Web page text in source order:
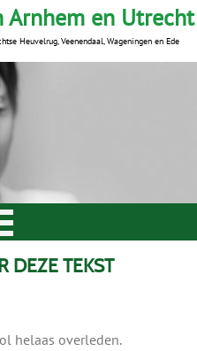
DEZE TEKST
helaas overleden.
Arnhem en Utrecht
Heuvelrug, Veenendaal, Wageningen en Ede